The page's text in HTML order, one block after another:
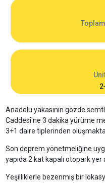
Toplam
Anadolu yakasının gözde
Caddesi'ne 3 dakika yürüme
3+1 daire tiplerinden
Son deprem yönetmeliğine
yapıda 2 kat kapalı otopark yer
Yeşilliklerle bezenmiş bir